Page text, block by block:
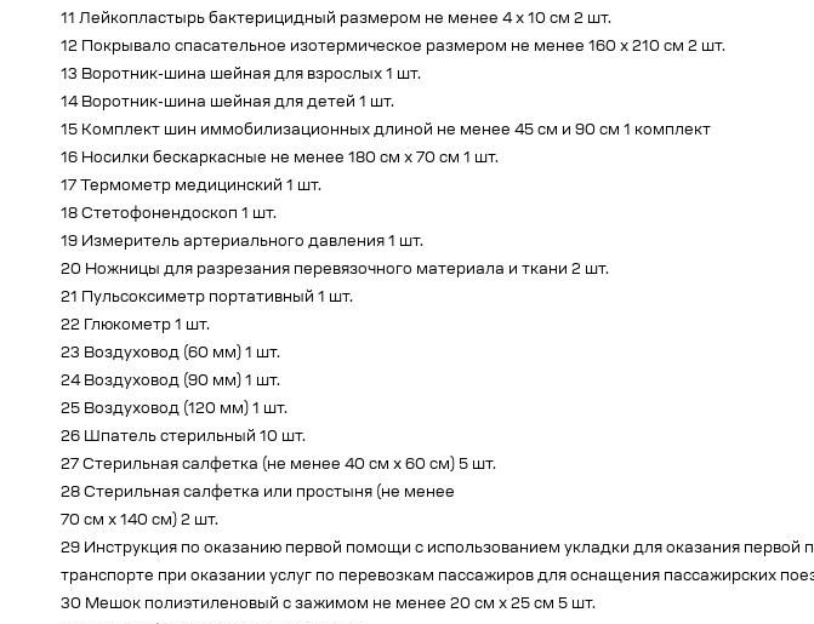
11 Лейкопластырь бактерицидный размером не менее 4 x 10 см 2 шт.
12 Покрывало спасательное изотермическое размером не менее 160 x 210 см 2 шт.
13 Воротник-шина шейная для взрослых 1 шт.
14 Воротник-шина шейная для детей 1 шт.
15 Комплект шин иммобилизационных длиной не менее 45 см и 90 см 1 комплект
16 Носилки бескаркасные не менее 180 см x 70 см 1 шт.
17 Термометр медицинский 1 шт.
18 Стетофонендоскоп 1 шт.
19 Измеритель артериального давления 1 шт.
20 Ножницы для разрезания перевязочного материала и ткани 2 шт.
21 Пульсоксиметр портативный 1 шт.
22 Глюкометр 1 шт.
23 Воздуховод (60 мм) 1 шт.
24 Воздуховод (90 мм) 1 шт.
25 Воздуховод (120 мм) 1 шт.
26 Шпатель стерильный 10 шт.
27 Стерильная салфетка (не менее 40 см x 60 см) 5 шт.
28 Стерильная салфетка или простыня (не менее
70 см x 140 см) 2 шт.
29 Инструкция по оказанию первой помощи с использованием укладки для оказания
транспорте при оказании услуг по перевозкам пассажиров для оснащения пассажирских
30 Мешок полиэтиленовый с зажимом не менее 20 см x 25 см 5 шт.